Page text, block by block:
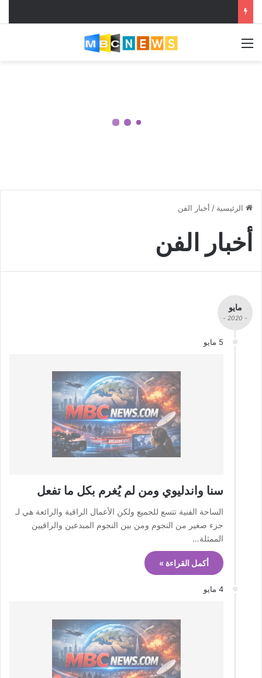
الرئيسية / أخبار الفن
أخبار الفن
مايو
- 2020 -
5 مايو
سنا واندليوي ومن لم يُغرم بكل ما تفعل
الساحة الفنية تتسع للجميع ولكن الأعمال الراقية والرائعة هي لـ
جزء صغير من النجوم ومن بين النجوم المبدعين والراقيين
الممثلة…
أكمل القراءة »
4 مايو